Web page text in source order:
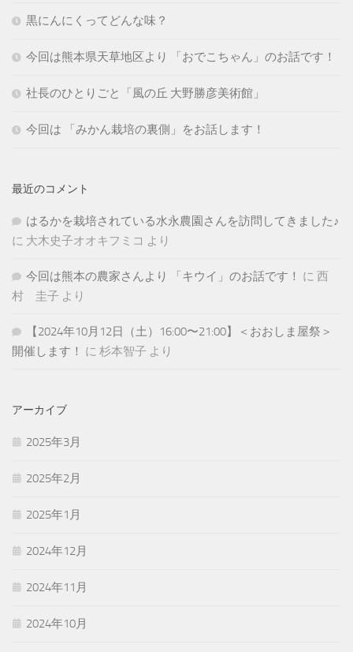
黒にんにくってどんな味？
今回は熊本県天草地区より 「おでこちゃん」のお話です！
社長のひとりごと「風の丘 大野勝彦美術館」
今回は 「みかん栽培の裏側」をお話します！
最近のコメント
はるかを栽培されている水永農園さんを訪問してきました♪
に 大木史子オオキフミコ より
今回は熊本の農家さんより 「キウイ」のお話です！ に 西
村 圭子 より
【2024年10月12日（土）16:00〜21:00】＜おおしま屋祭＞
開催します！ に 杉本智子 より
アーカイブ
2025年3月
2025年2月
2025年1月
2024年12月
2024年11月
2024年10月